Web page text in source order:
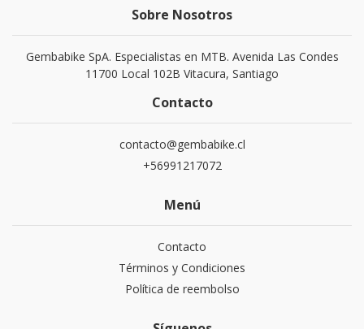
Sobre Nosotros
Gembabike SpA. Especialistas en MTB. Avenida Las Condes
11700 Local 102B Vitacura, Santiago
Contacto
contacto@gembabike.cl
+56991217072
Menú
Contacto
Términos y Condiciones
Política de reembolso